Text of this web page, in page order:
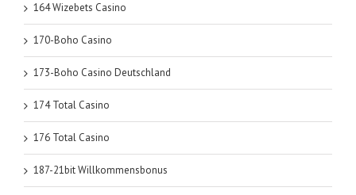
164 Wizebets Casino
170-Boho Casino
173-Boho Casino Deutschland
174 Total Casino
176 Total Casino
187-21bit Willkommensbonus